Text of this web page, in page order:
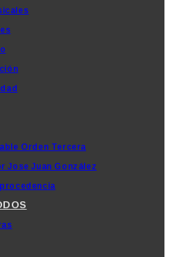
Orden Tercera
Jose Juan González